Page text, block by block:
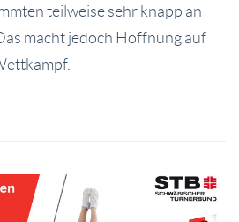
teilweise sehr knapp an
macht jedoch Hoffnung auf